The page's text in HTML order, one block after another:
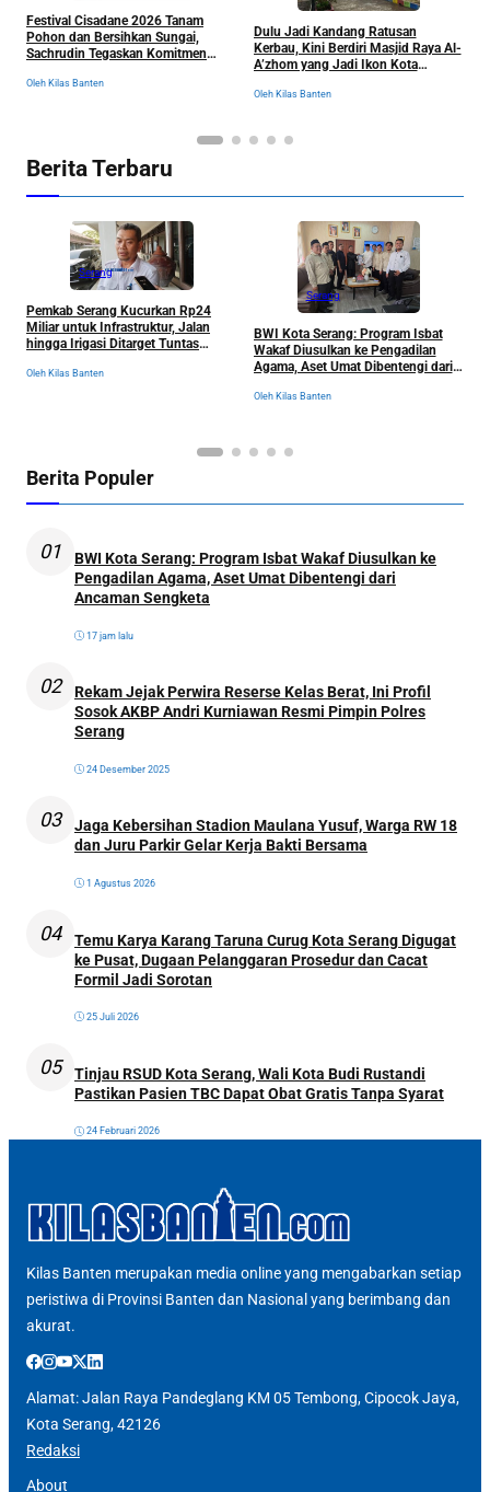
Festival Cisadane 2026 Tanam
Pohon dan Bersihkan Sungai,
Sachrudin Tegaskan Komitmen
Oleh Kilas Banten
Dulu Jadi Kandang Ratusan
Kerbau, Kini Berdiri Masjid Raya Al-
A’zhom yang Jadi Ikon Kota
Oleh Kilas Banten
Berita Terbaru
Serang
Pemkab Serang Kucurkan Rp24
Miliar untuk Infrastruktur, Jalan
hingga Irigasi Ditarget Tuntas
Oleh Kilas Banten
Serang
BWI Kota Serang: Program Isbat
Wakaf Diusulkan ke Pengadilan
Agama, Aset Umat Dibentengi dari
Oleh Kilas Banten
Berita Populer
01
BWI Kota Serang: Program Isbat Wakaf Diusulkan ke
Pengadilan Agama, Aset Umat Dibentengi dari
Ancaman Sengketa
17 jam lalu
02
Rekam Jejak Perwira Reserse Kelas Berat, Ini Profil
Sosok AKBP Andri Kurniawan Resmi Pimpin Polres
Serang
24 Desember 2025
03
Jaga Kebersihan Stadion Maulana Yusuf, Warga RW 18
dan Juru Parkir Gelar Kerja Bakti Bersama
1 Agustus 2026
04
Temu Karya Karang Taruna Curug Kota Serang Digugat
ke Pusat, Dugaan Pelanggaran Prosedur dan Cacat
Formil Jadi Sorotan
25 Juli 2026
05
Tinjau RSUD Kota Serang, Wali Kota Budi Rustandi
Pastikan Pasien TBC Dapat Obat Gratis Tanpa Syarat
24 Februari 2026
Kilas Banten merupakan media online yang mengabarkan setiap
peristiwa di Provinsi Banten dan Nasional yang berimbang dan
akurat.
Alamat: Jalan Raya Pandeglang KM 05 Tembong, Cipocok Jaya,
Kota Serang, 42126
Redaksi
About